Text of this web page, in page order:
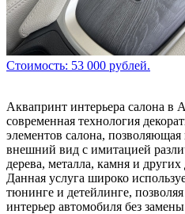
Стоимость: 53 000 рублей.
Аквапринт интерьера салона в
современная технология
элементов салона,
внешний вид с имитацией
дерева, металла, камня и
Данная услуга широко
тюнинге и детейлинге,
интерьер автомобиля без